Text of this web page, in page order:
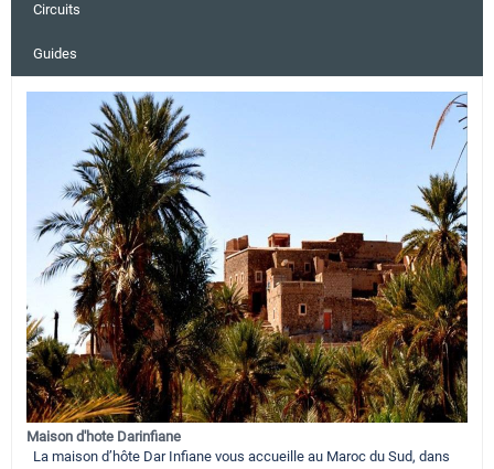
Circuits
Guides
Maison d'hote Darinfiane
La maison d’hôte Dar Infiane vous accueille au Maroc du Sud, dans